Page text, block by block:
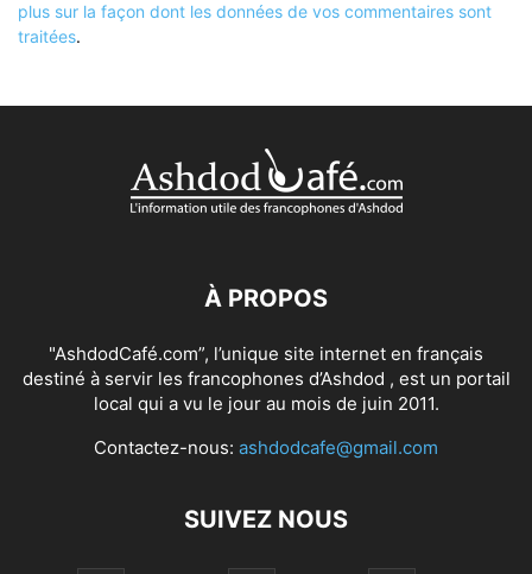
plus sur la façon dont les données de vos commentaires sont
traitées.
À PROPOS
"AshdodCafé.com”, l’unique site internet en français
destiné à servir les francophones d’Ashdod , est un portail
local qui a vu le jour au mois de juin 2011.
Contactez-nous: ashdodcafe@gmail.com
SUIVEZ NOUS